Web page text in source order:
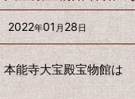
2022年01月28日
本能寺大宝殿宝物館は